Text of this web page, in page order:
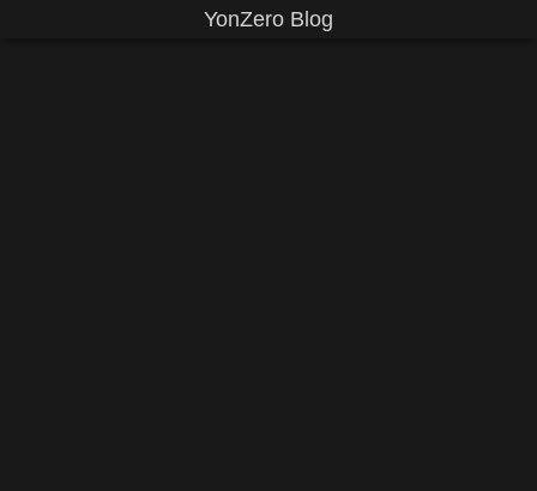
YonZero Blog